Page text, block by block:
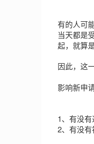
有的人可
当天都是
起，就算
因此，这
影响新申
1、有没
2、有没有